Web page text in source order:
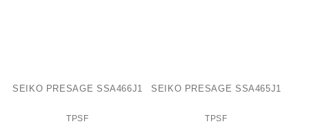
SEIKO PRESAGE SSA466J1
TPSF
SEIKO PRESAGE SSA465J1
TPSF